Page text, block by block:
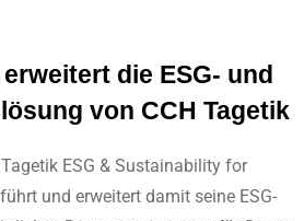
die ESG- und
von CCH Tagetik
ESG & Sustainability for
und erweitert damit seine ESG-